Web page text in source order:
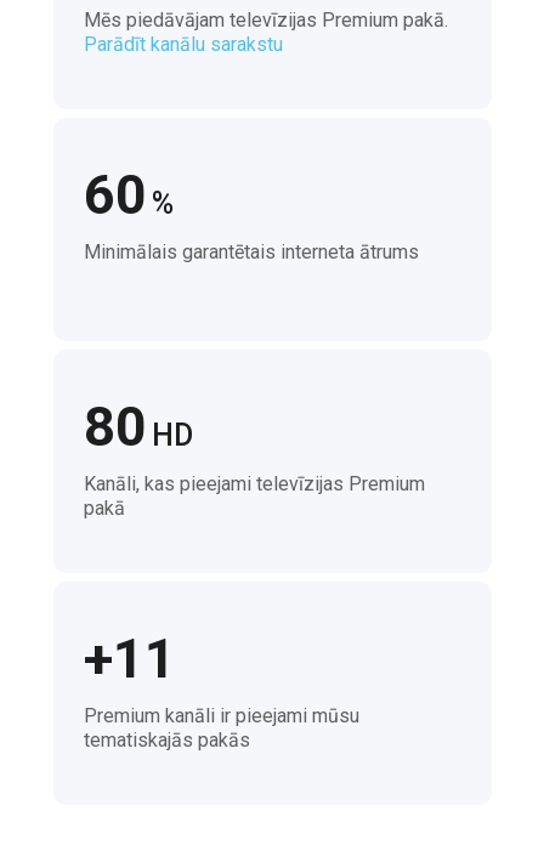
Mēs piedāvājam televīzijas Premium pakā.
Parādīt kanālu sarakstu
60 %
Minimālais garantētais interneta ātrums
80 HD
Kanāli, kas pieejami televīzijas Premium
pakā
+11
Premium kanāli ir pieejami mūsu
tematiskajās pakās